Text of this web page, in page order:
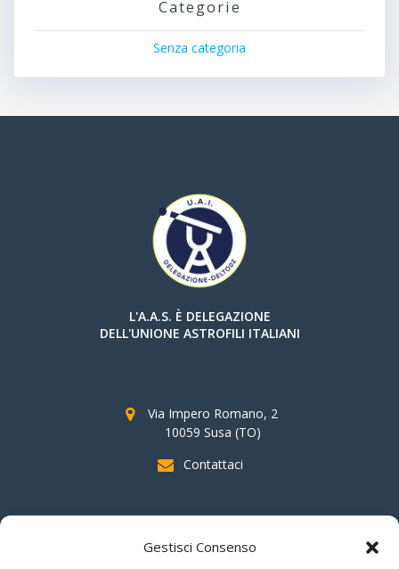
Gestisci Consenso
Categorie
Senza categoria
L'A.A.S. È DELEGAZIONE
DELL'UNIONE ASTROFILI ITALIANI
Via Impero Romano, 2
10059 Susa (TO)
Contattaci
SOSTIENI AAS